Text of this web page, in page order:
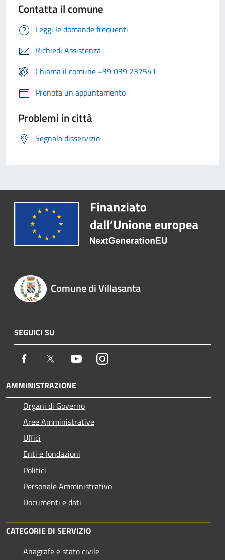
Contatta il comune
Leggi le domande frequenti
Richiedi Assistenza
Chiama il comune +39 039 237541
Prenota un appuntamento
Problemi in città
Segnala disservizio
Comune di Villasanta
SEGUICI SU
Facebook Twitter YoutubeInstagram
AMMINISTRAZIONE
Organi di Governo
Aree Amministrative
Uffici
Enti e fondazioni
Politici
Personale Amministrativo
Documenti e dati
CATEGORIE DI SERVIZIO
Anagrafe e stato civile